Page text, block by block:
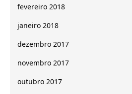
fevereiro 2018
janeiro 2018
dezembro 2017
novembro 2017
outubro 2017